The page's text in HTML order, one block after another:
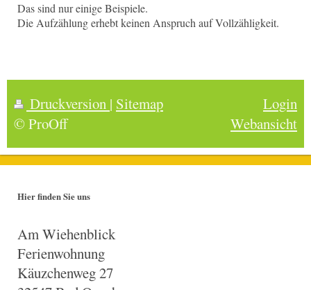
Das sind nur einige Beispiele.
Die Aufzählung erhebt keinen Anspruch auf Vollzähligkeit.
Druckversion | Sitemap
© ProOff
Login
Webansicht
Hier finden Sie uns
Am Wiehenblick
Ferienwohnung
Käuzchenweg 27